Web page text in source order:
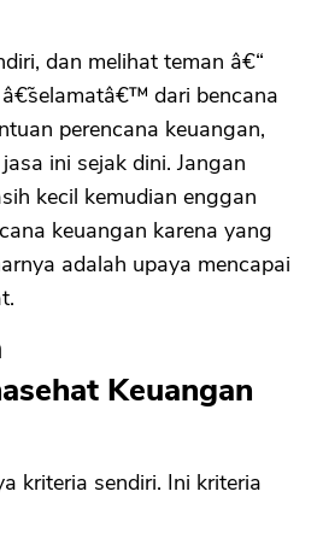
dan melihat teman â€“
dari bencana
perencana keuangan,
ini sejak dini. Jangan
kecil kemudian enggan
keuangan karena yang
adalah upaya mencapai
Keuangan
kriteria sendiri. Ini kriteria